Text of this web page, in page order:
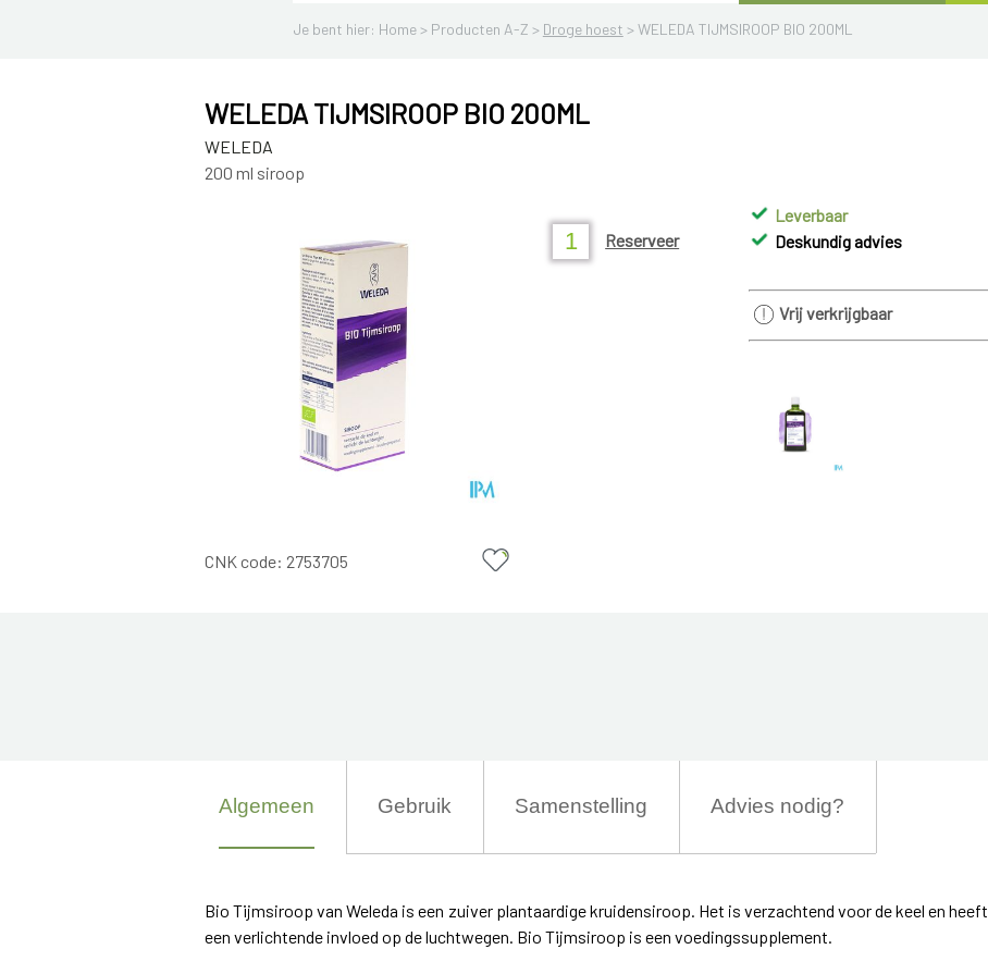
Je bent hier: Home > Producten A-Z > Droge hoest >WELEDA TIJMSIROOP BIO 200ML
WELEDA TIJMSIROOP BIO 200ML
WELEDA
200 ml siroop
Reserveer
CNK code: 2753705
Leverbaar
Deskundig advies
Vrij verkrijgbaar
Algemeen Gebruik Samenstelling Advies nodig?
Bio Tijmsiroop van Weleda is een zuiver plantaardige kruidensiroop. Het is verzachtend voor de keel en heeft
een verlichtende invloed op de luchtwegen. Bio Tijmsiroop is een voedingssupplement.